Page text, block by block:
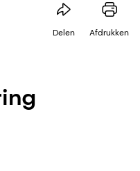
Delen Afdrukken